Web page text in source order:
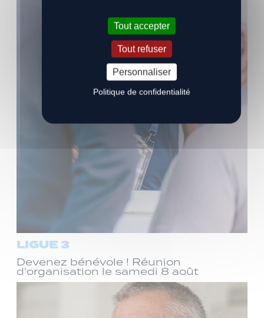
LIGUE 3
Devenez bénévole ! Réunion
d’organisation le samedi 8 août
Tout accepter
Tout refuser
Personnaliser
Politique de confidentialité